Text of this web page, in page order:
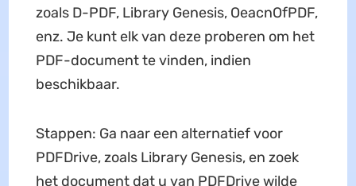
zoals D-PDF, Library Genesis, OeacnOfPDF,
enz. Je kunt elk van deze proberen om het
PDF-document te vinden, indien
beschikbaar.
Stappen: Ga naar een alternatief voor
PDFDrive, zoals Library Genesis, en zoek
het document dat u van PDFDrive wilde